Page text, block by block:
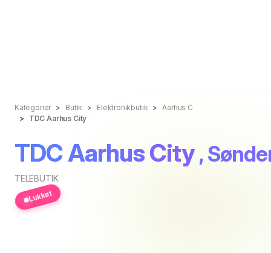
Kategorier Butik Elektronikbutik
Aarhus C
TDC Aarhus City
TDC Aarhus City ,
TELEBUTIK
Lukket